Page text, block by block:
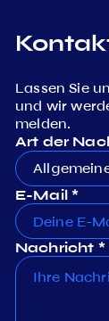
Lassen Sie
und wir
melden.
Art der
E-Mail *
Nachricht *